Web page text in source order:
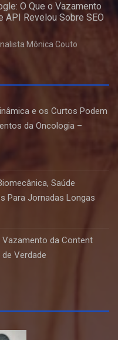
O Que o Vazamento
API Revelou Sobre SEO
Mônica Couto
e os Curtos Podem
da Oncologia –
Saúde
Para Jornadas Longas
Vazamento da Content
Verdade